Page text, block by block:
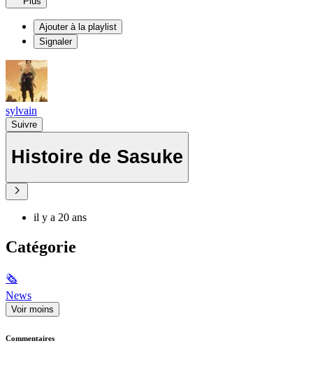
Ajouter à la playlist
Signaler
sylvain
Suivre
Histoire de Sasuke
il y a 20 ans
Catégorie
🗞
News
Voir moins
Commentaires